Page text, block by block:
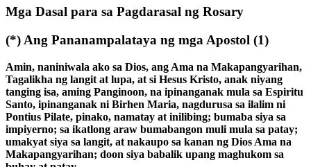
Mga Dasal para sa Pagdarasal ng Rosary
(*) Ang Pananampalataya ng mga Apostol (1)
Amin, naniniwala ako sa Dios, ang Ama na Makapangyarihan,
Tagalikha ng langit at lupa, at si Hesus Kristo, anak niyang
tanging isa, aming Panginoon, na ipinanganak mula sa Espiritu
Santo, ipinanganak ni Birhen Maria, nagdurusa sa ilalim ni
Pontius Pilate, pinako, namatay at inilibing; bumaba siya sa
impiyerno; sa ikatlong araw bumabangon muli mula sa patay;
umakyat siya sa langit, at nakaupo sa kanan ng Dios Ama na
Makapangyarihan; doon siya babalik upang maghukom sa